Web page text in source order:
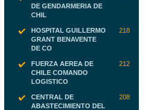
DE GENDARMERIA DE
CHIL
HOSPITAL GUILLERMO
GRANT BENAVENTE
DE CO
218
FUERZA AEREA DE
CHILE COMANDO
LOGISTICO
212
CENTRAL DE
ABASTECIMIENTO DEL
208